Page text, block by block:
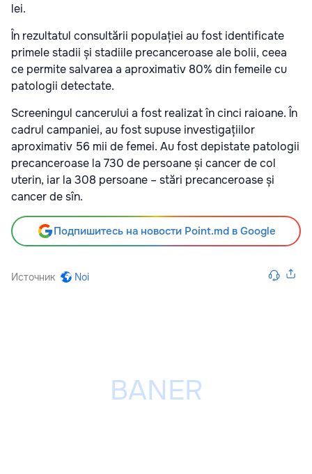
lei.
În rezultatul consultării populației au fost identificate
primele stadii și stadiile precanceroase ale bolii, ceea
ce permite salvarea a aproximativ 80% din femeile cu
patologii detectate.
Screeningul cancerului a fost realizat în cinci raioane. În
cadrul campaniei, au fost supuse investigațiilor
aproximativ 56 mii de femei. Au fost depistate patologii
precanceroase la 730 de persoane și cancer de col
uterin, iar la 308 persoane – stări precanceroase și
cancer de sîn.
Подпишитесь на новости Point.md в Google
Источник Noi